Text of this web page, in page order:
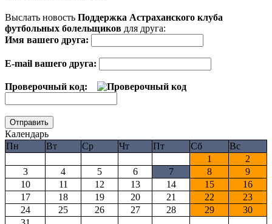
Выслать новость Поддержка Астраханского клуба
футбольных болельщиков для друга:
Имя вашего друга:
E-mail вашего друга:
Проверочный код:
Календарь
Пн
Вт Ср Чт Пт Сб
Вс
1
2
3
4 5 6 7 8
9
10
11 12 13 14 15
16
17
18 19 20 21 22
23
24
25 26 27 28 29
30